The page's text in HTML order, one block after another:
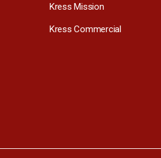
Kress Mission
Kress Commercial